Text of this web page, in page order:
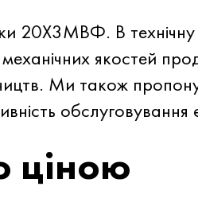
20Х3МВФ. В технічну
якостей
Ми також
ціною